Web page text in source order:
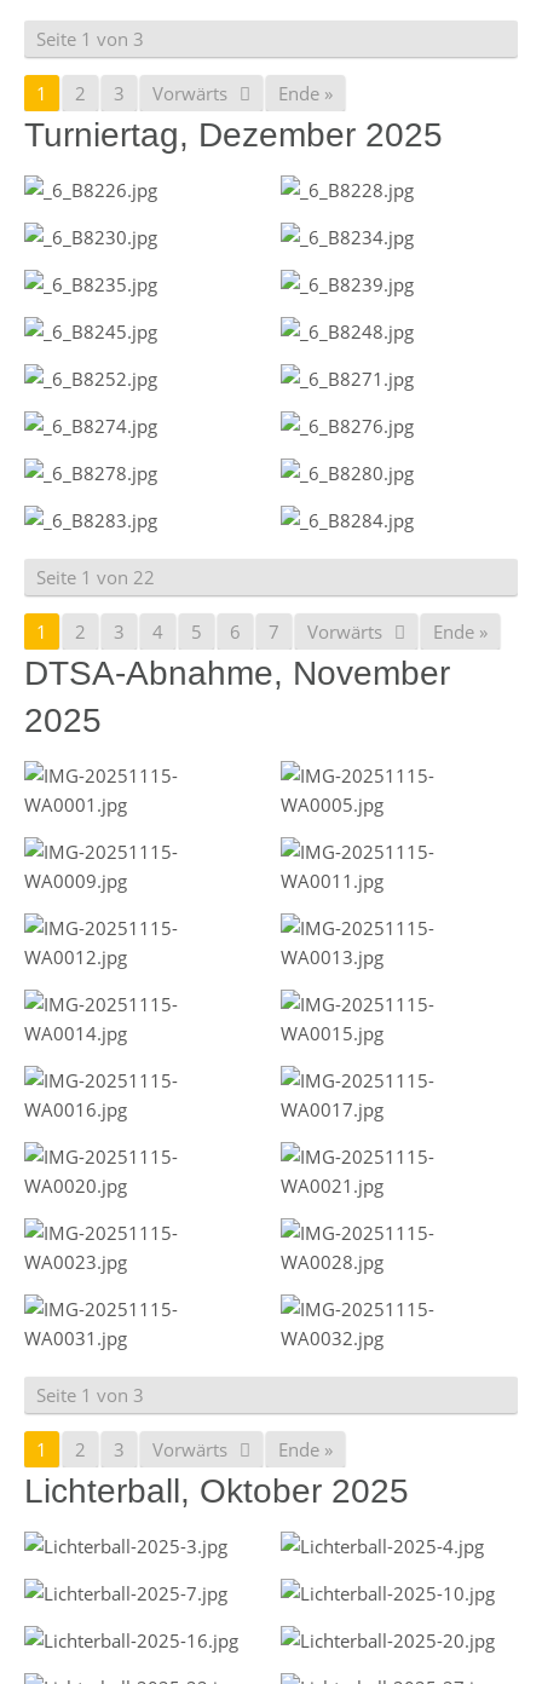
Seite 1 von 3
1 2 3 Vorwärts Ende »
Turniertag, Dezember 2025
Seite 1 von 22
1 2 3 4 5 6 7 Vorwärts Ende »
DTSA-Abnahme, November
2025
Seite 1 von 3
1 2 3 Vorwärts Ende »
Lichterball, Oktober 2025